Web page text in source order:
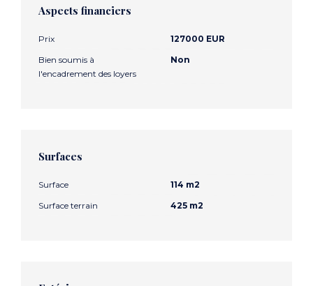
Aspects financiers
Prix
127000 EUR
Bien soumis à
l'encadrement des loyers
Non
Surfaces
Surface
114 m2
Surface terrain
425 m2